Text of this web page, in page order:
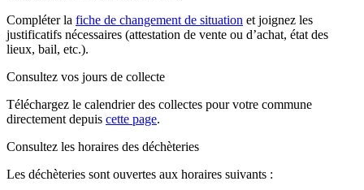
Compléter la fiche de changement de situation et joignez les
justificatifs nécessaires (attestation de vente ou d’achat, état des
lieux, bail, etc.).
Consultez vos jours de collecte
Téléchargez le calendrier des collectes pour votre commune
directement depuis cette page.
Consultez les horaires des déchèteries
Les déchèteries sont ouvertes aux horaires suivants :